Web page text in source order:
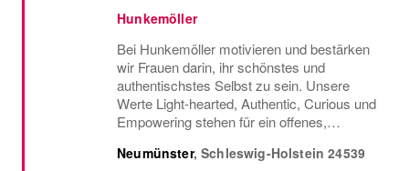
Hunkemöller
Bei Hunkemöller motivieren und bestärken
wir Frauen darin, ihr schönstes und
authentischstes Selbst zu sein. Unsere
Werte Light-hearted, Authentic, Curious und
Empowering stehen für ein offenes,
Neugier, Vertrauen und persönliches
Neumünster,Schleswig-Holstein 24539